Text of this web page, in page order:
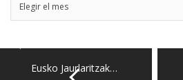
Elegir el mes
Eusko Jaurlaritzak…